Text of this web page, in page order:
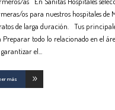
os para nuestros hospitales de
de larga duración. Tus
Preparar todo lo relacionado en el
el
más